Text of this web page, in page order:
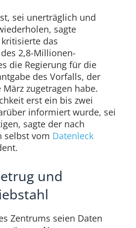
sei unerträglich und
sagte
das
2,8-Millionen-
die Regierung für die
des Vorfalls, der
zugetragen habe.
erst ein bis zwei
informiert wurde, sei
sagte der nach
selbst vom Datenleck
und
Zentrums seien Daten